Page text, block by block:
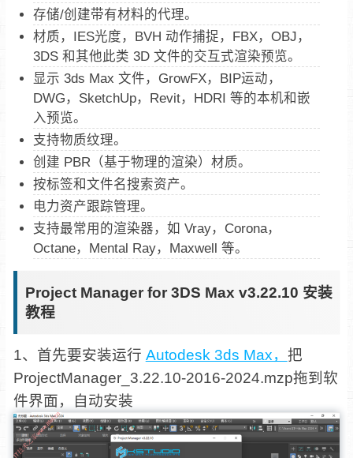
存储/创建带有材料的代理。
材质，IES光度，BVH 动作捕捉，FBX，OBJ，
3DS 和其他此类 3D 文件的交互式渲染预览。
显示 3ds Max 文件，GrowFX，BIP运动，
DWG，SketchUp，Revit，HDRI 等的本机和嵌
入预览。
支持物质纹理。
创建 PBR（基于物理的渲染）材质。
按标签和文件名搜索资产。
电力资产跟踪管理。
支持最常用的渲染器，如 Vray，Corona，
Octane，Mental Ray，Maxwell 等。
Project Manager for 3DS Max v3.22.10 安装
教程
1、首先要安装运行 Autodesk 3ds Max， 把
ProjectManager_3.22.10-2016-2024.mzp拖到软
件界面，自动安装